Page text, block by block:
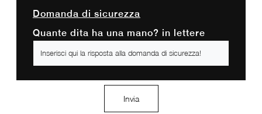
Domanda di sicurezza
Quante dita ha una mano? in lettere
Invia